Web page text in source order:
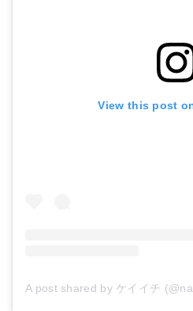
View this post
A post shared by ケイイチ